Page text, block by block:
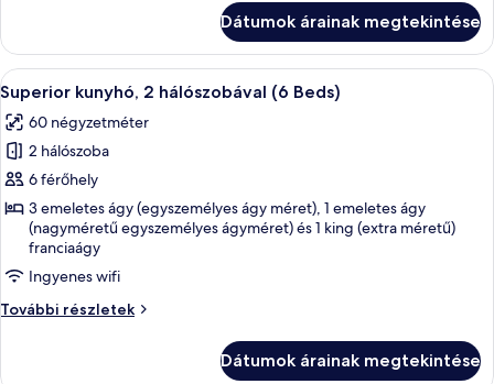
közös
fürdőszoba
hálóterem,
közös
fürdőszoba
további
részletei
Dátumok árainak megtekintése
A
következő
szoba
összes
képének
megtekintése:
Superior
kunyhó,
2
hálószobával
Egy ágy, melyen steppelt, fehér
10
Superior kunyhó, 2 hálószobával (6 Beds)
60 négyzetméter
2 hálószoba
6 férőhely
3 emeletes ágy (egyszemélyes ágy méret), 1 emeletes ágy
(nagyméretű egyszemélyes ágyméret) és 1 king (extra méretű)
franciaágy
Ingyenes wifi
További részletek
Superior
Dátumok árainak megtekintése